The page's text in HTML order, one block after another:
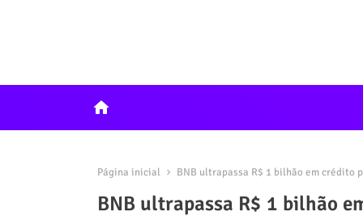
home
Página inicial BNB ultrapassa R$ 1 bilhão em crédito
BNB ultrapassa R$ 1 bilhão